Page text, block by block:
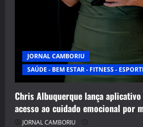
JORNAL CAMBORIU
SAÚDE - BEM ESTAR - FITNESS -
Chris Albuquerque lança
acesso ao cuidado emocional por
JORNAL CAMBORIU